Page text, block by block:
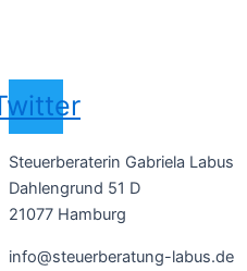
Steuerberaterin Gabriela Labus
Dahlengrund 51 D
21077 Hamburg
info@steuerberatung-labus.de